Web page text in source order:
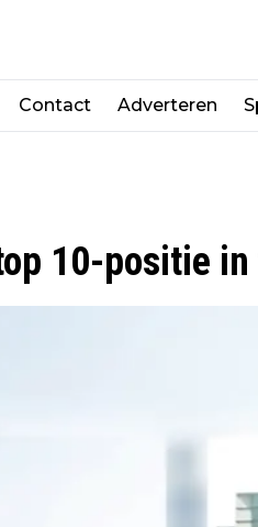
Contact Adverteren
10-positie